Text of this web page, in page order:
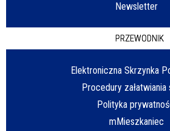
Newsletter
PRZEWODNIK
Elektroniczna Skrzynka
Procedury załatwiania
Polityka
mMieszkaniec